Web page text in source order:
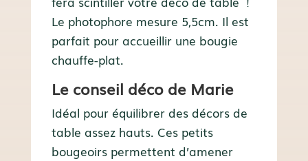
Le photophore mesure 5,5cm. Il est
parfait pour accueillir une bougie
chauffe-plat.
Le conseil déco de Marie
Idéal pour équilibrer des décors de
table assez hauts. Ces petits
bougeoirs permettent d’amener